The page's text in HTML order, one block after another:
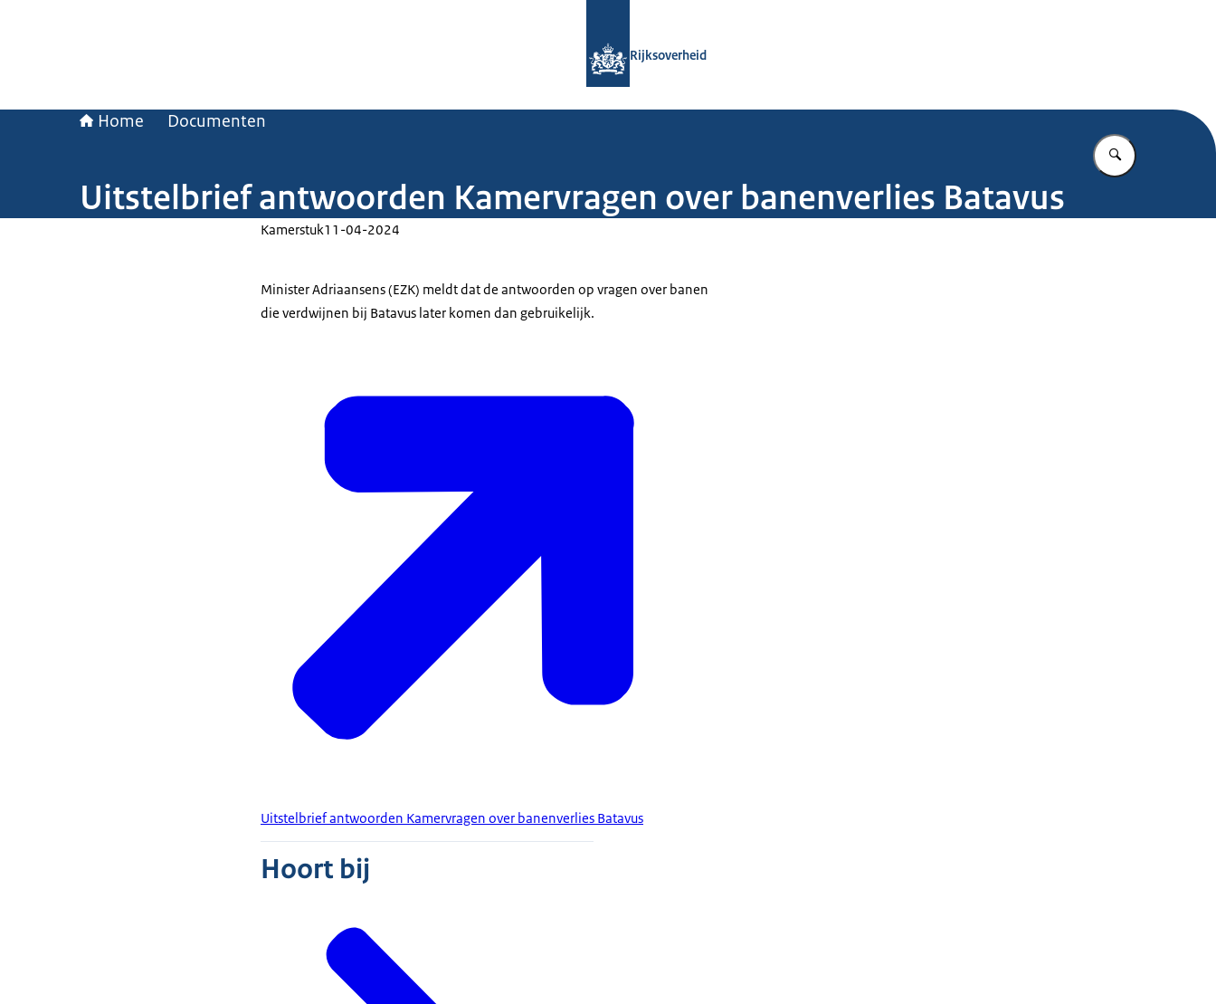
Rijksoverheid
Home Documenten
Vul in wat u
Uitstelbrief antwoorden Kamervragen over banenverlies Batavus
Kamerstuk11-04-2024
Minister Adriaansens (EZK) meldt dat de antwoorden op vragen over banen
die verdwijnen bij Batavus later komen dan gebruikelijk.
Uitstelbrief antwoorden Kamervragen over banenverlies Batavus
Hoort bij